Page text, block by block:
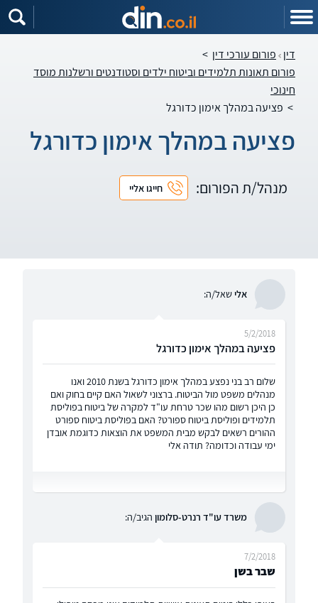
דין פורום עורכי דין >
פורום תאונות תלמידים וביטוח ילדים וסטודנטים ורשלנות מוסד
חינוכי
> פציעה במהלך אימון כדורגל
פציעה במהלך אימון כדורגל
מנהל/ת הפורום: חייגו אליי
אלישאל/ה:
פציעה במהלך אימון כדורגל
5/2/2018
שלום רב בני נפצע במהלך אימון כדורגל בשנת 2010 ואנו
מנהלים משפט מול הביטוח. ברצוני לשאול האם קיים בחוק ואם
כן היכן רשום מהו שכר טרחת עו"ד למקרה של ביטוח בפוליסת
תלמידים ופוליסת ביטוח ספורט? האם בפוליסת ביטוח ספורט
ההורים רשאים לבקש מבית המשפט את הוצאות כדוגמת אובדן
ימי עבודה וכדומה? תודה אלי
משרד עו"ד רנרט-סלומון הגיב/ה:
שבר בשן
7/2/2018